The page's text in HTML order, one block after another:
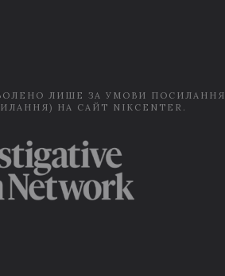
ЛИШЕ ЗА УМОВИ ПОСИЛАННЯ
НА САЙТ NIKCENTER.